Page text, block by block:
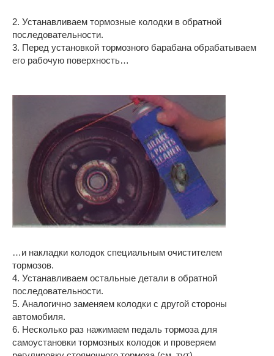
2. Устанавливаем тормозные колодки в обратной
последовательности.
3. Перед установкой тормозного барабана обрабатываем
его рабочую поверхность…
…и накладки колодок специальным очистителем
тормозов.
4. Устанавливаем остальные детали в обратной
последовательности.
5. Аналогично заменяем колодки с другой стороны
автомобиля.
6. Несколько раз нажимаем педаль тормоза для
самоустановки тормозных колодок и проверяем